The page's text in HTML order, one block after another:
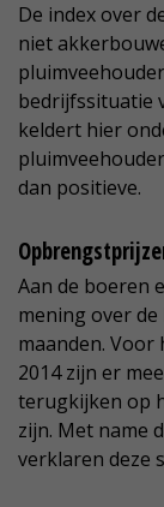
De index over
niet
bedrijfssituatie
keldert hier
dan positieve.
Aan de boeren
mening over
maanden.
2014 zijn er
terugkijken op
zijn. Met name
verklaren deze